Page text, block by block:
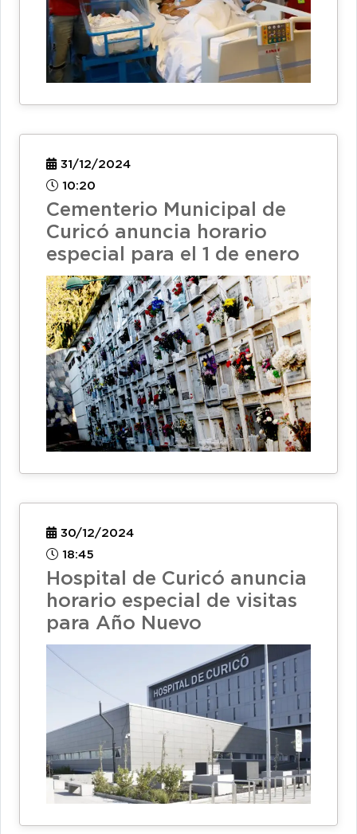
31/12/2024
10:20
Cementerio Municipal de
Curicó anuncia horario
especial para el 1 de enero
30/12/2024
18:45
Hospital de Curicó anuncia
horario especial de visitas
para Año Nuevo